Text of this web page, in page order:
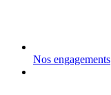
Nos engagements